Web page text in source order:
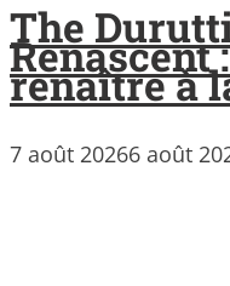
The
Renascent
renaître à
7 août 20266 août